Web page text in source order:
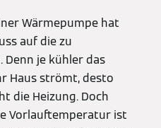
Wärmepumpe hat
auf die zu
je kühler das
Haus strömt, desto
die Heizung. Doch
Vorlauftemperatur ist